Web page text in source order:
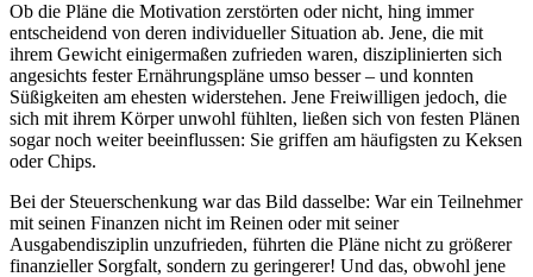
Ob die Pläne die Motivation zerstörten oder nicht, hing immer
entscheidend von deren individueller Situation ab. Jene, die mit
ihrem Gewicht einigermaßen zufrieden waren, disziplinierten sich
angesichts fester Ernährungspläne umso besser – und konnten
Süßigkeiten am ehesten widerstehen. Jene Freiwilligen jedoch, die
sich mit ihrem Körper unwohl fühlten, ließen sich von festen Plänen
sogar noch weiter beeinflussen: Sie griffen am häufigsten zu Keksen
oder Chips.
Bei der Steuerschenkung war das Bild dasselbe: War ein Teilnehmer
mit seinen Finanzen nicht im Reinen oder mit seiner
Ausgabendisziplin unzufrieden, führten die Pläne nicht zu größerer
finanzieller Sorgfalt, sondern zu geringerer! Und das, obwohl jene